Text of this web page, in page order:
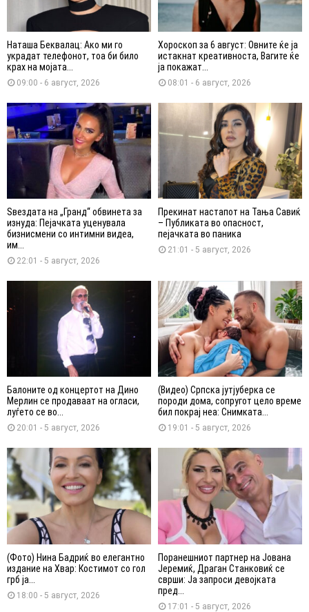
Наташа Беквалац: Ако ми го
украдат телефонот, тоа би било
крах на мојата...
09:00 - 6 август, 2026
Хороскоп за 6 август: Овните ќе ја
истакнат креативноста, Вагите ќе
ја покажат...
08:01 - 6 август, 2026
Ѕвездата на „Гранд“ обвинета за
изнуда: Пејачката уценувала
бизнисмени со интимни видеа,
им...
22:01 - 5 август, 2026
Прекинат настапот на Тања Савиќ
– Публиката во опасност,
пејачката во паника
21:01 - 5 август, 2026
Балоните од концертот на Дино
Мерлин се продаваат на огласи,
луѓето се во...
20:01 - 5 август, 2026
(Видео) Српска јутјуберка се
породи дома, сопругот цело време
бил покрај неа: Снимката...
19:01 - 5 август, 2026
(Фото) Нина Бадриќ во елегантно
издание на Хвар: Костимот со гол
грб ја...
18:00 - 5 август, 2026
Поранешниот партнер на Јована
Јеремиќ, Драган Станковиќ се
сврши: Ја запроси девојката
пред...
17:01 - 5 август, 2026